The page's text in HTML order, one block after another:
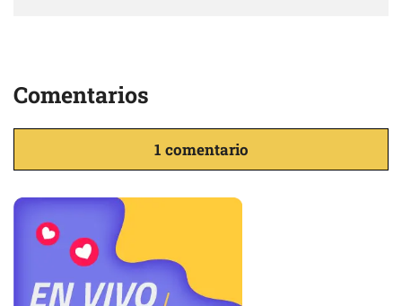
Comentarios
1 comentario